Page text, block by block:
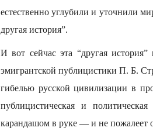
естественно углубили и уточнили
другая история”.
И вот сейчас эта “другая
эмигрантской публицистики П. Б.
гибелью русской цивилизации в
публицистическая и
карандашом в руке — и не пожалеет